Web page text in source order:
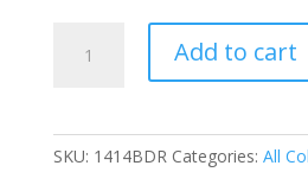
Tanktop
Add to cart
SKU: 1414BDR Categories: All